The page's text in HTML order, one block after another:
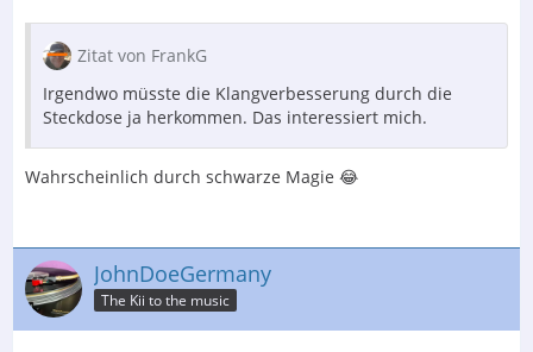
Zitat von FrankG
Irgendwo müsste die Klangverbesserung durch die
Steckdose ja herkommen. Das interessiert mich.
Wahrscheinlich durch schwarze Magie 😂
JohnDoeGermany
The Kii to the music